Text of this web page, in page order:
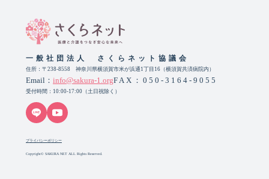
一般社団法人 さくらネット協議会
住所：〒238-8558 神奈川県横須賀市米が浜通1丁目16（横須賀共済病院内）
Email： info@sakura-1.orgFAX：050-3164-9055
受付時間：10:00-17:00（土日祝除く）
プライバシーポリシー
Copyright© SAKURA NET ALL Rights Reserved.